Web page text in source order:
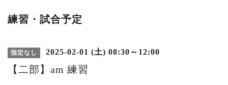
練習・試合予定
指定なし 2025-02-01 (土) 08:30～12:00
【二部】am 練習